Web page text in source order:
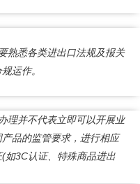
熟悉各类进出口法规及报关
运作。
理并不代表立即可以开展业
品的监管要求，进行相应
如3C认证、特殊商品进出